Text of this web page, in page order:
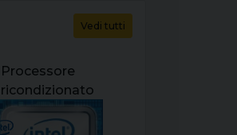
Vedi tutti
Processore
ricondizionato
intel xeon e-
2124g 3.40ghz